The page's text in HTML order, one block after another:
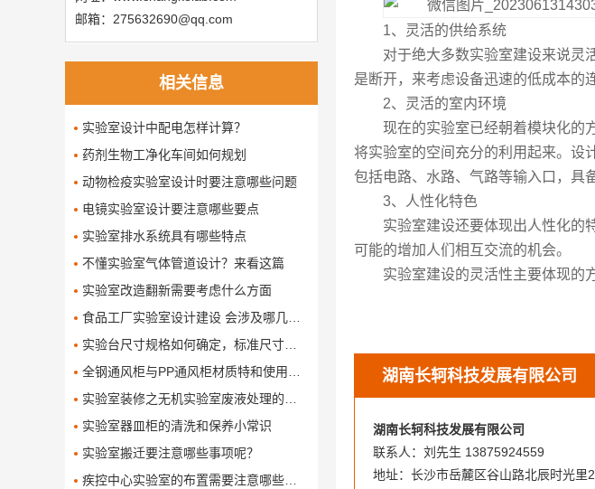
邮箱：275632690@qq.com
相关信息
实验室设计中配电怎样计算？
药剂生物工净化车间如何规划
动物检疫实验室设计时要注意哪些问题
电镜实验室设计要注意哪些要点
实验室排水系统具有哪些特点
不懂实验室气体管道设计？来看这篇
实验室改造翻新需要考虑什么方面
食品工厂实验室设计建设 会涉及哪几个要求
​实验台尺寸规格如何确定，标准尺寸是多少呢了
全钢通风柜与PP通风柜材质特和使用对比有哪些呢
实验室装修之无机实验室废液处理的方法
实验室器皿柜的清洗和保养小常识
实验室搬迁要注意哪些事项呢？
疾控中心实验室的布置需要注意哪些问题
1、灵活的供给系统
对于绝大多数实验室建设来说灵
是断开，来考虑设备迅速的低成本的
2、灵活的室内环境
现在的实验室已经朝着模块化的
将实验室的空间充分的利用起来。设
包括电路、水路、气路等输入口，具
3、人性化特色
实验室建设还要体现出人性化的
可能的增加人们相互交流的机会。
实验室建设的灵活性主要体现的
湖南长轲科技发展有限公司
湖南长轲科技发展有限公司
联系人：刘先生 13875924559
地址：长沙市岳麓区谷山路北辰时光里